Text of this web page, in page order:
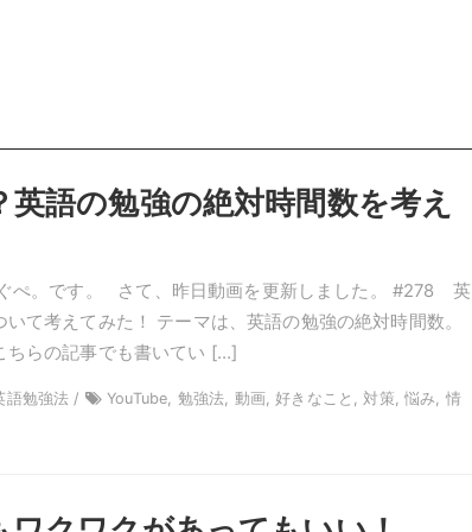
語の勉強の絶対時間数を考え
ぺ。です。 さて、昨日動画を更新しました。 #278 英
て考えてみた！ テーマは、英語の勉強の絶対時間数。
ちらの記事でも書いてい […]
語勉強法 /
YouTube, 勉強法, 動画, 好きなこと, 対策, 悩み, 情